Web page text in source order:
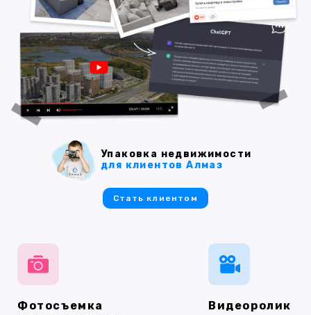
Фотосъемка
Видеоролик
Упаковка недвижимости
для клиентов Алмаз
Стать клиентом